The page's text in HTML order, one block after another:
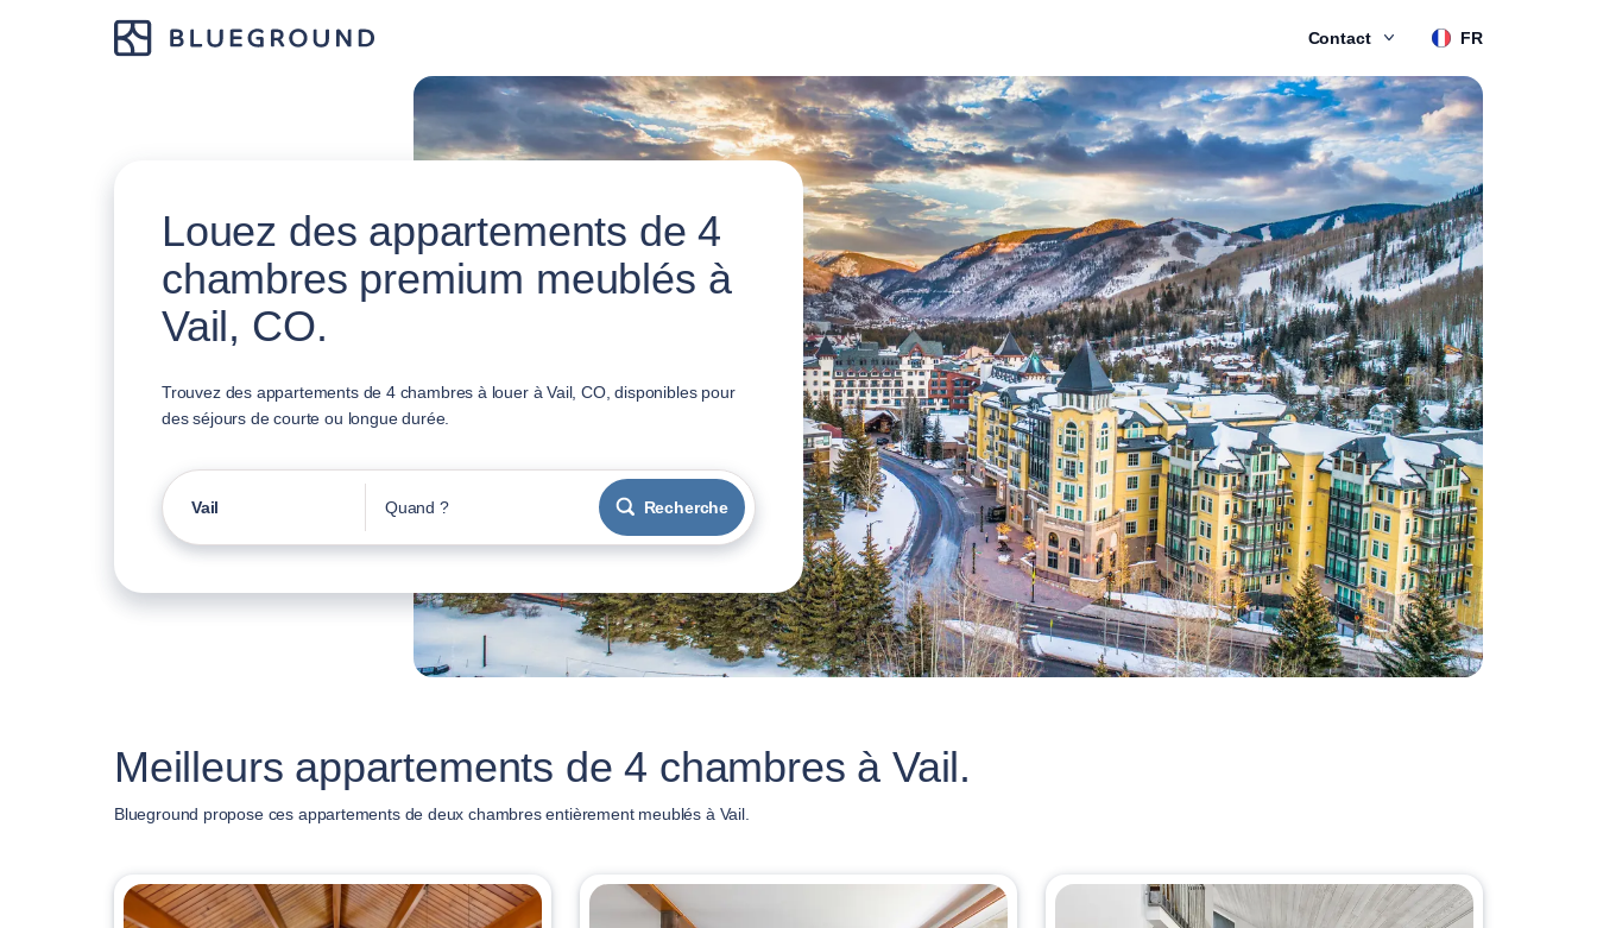
Contact FR
Louez des appartements de 4
chambres premium meublés à
Vail, CO.
Trouvez des appartements de 4 chambres à louer à Vail, CO, disponibles pour
des séjours de courte ou longue durée.
Vail Quand ? Recherche
Meilleurs appartements de 4 chambres à Vail.
Blueground propose ces appartements de deux chambres entièrement meublés à Vail.